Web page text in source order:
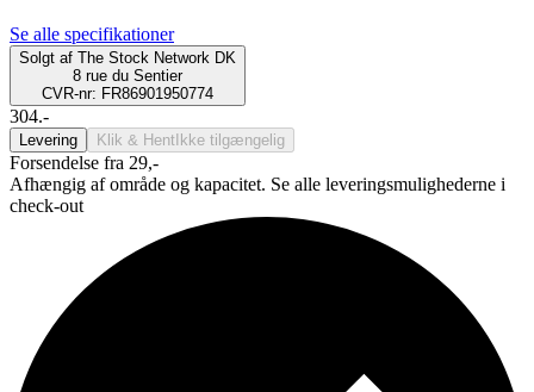
Se alle specifikationer
Solgt af The Stock Network DK
8 rue du Sentier
CVR-nr: FR86901950774
304.-
Levering Klik & Hent Ikke tilgængelig
Forsendelse fra 29,-
Afhængig af område og kapacitet. Se alle leveringsmulighederne i
check-out